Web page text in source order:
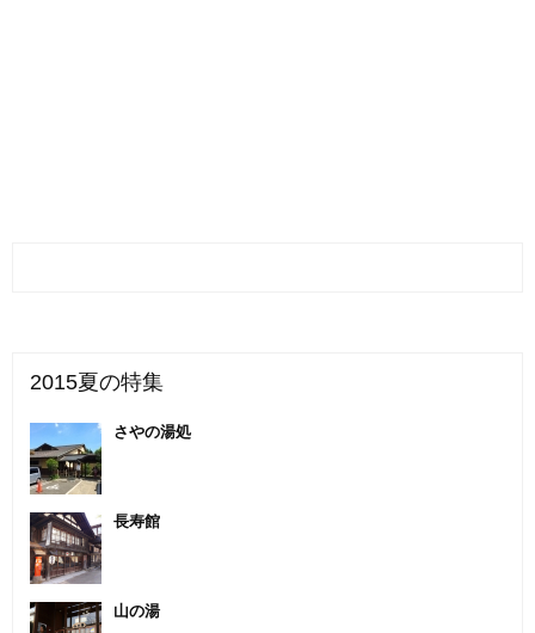
2015夏の特集
さやの湯処
長寿館
山の湯